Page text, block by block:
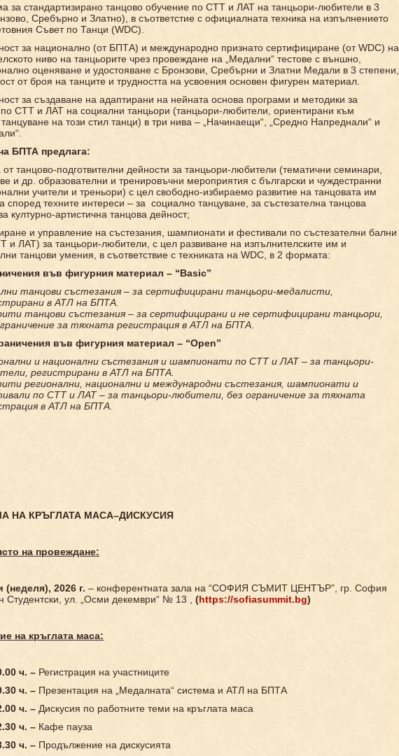
за стандартизирано танцово обучение по СТТ и ЛАТ на танцьори-любители в 3
Сребърно и Златно), в съответстие с официалната техника на изпълнението
Съвет по Танци (WDC).
за национално (от БПТА) и международно признато сертифициране (от WDC) на
ниво на танцьорите чрез провеждане на „Медални“ тестове с външно,
оценяване и удостояване с Бронзови, Сребърни и Златни Медали в 3 степени,
от броя на танците и трудността на усвоения основен фигурен материал.
за създаване на адаптирани на нейната основа програми и методики за
СТТ и ЛАТ на социални танцьори (танцьори-любители, ориентирани към
на този стил танци) в три нива – „Начинаещи“, „Средно Напреднали“ и
БПТА предлага:
танцово-подготвителни дейности за танцьори-любители (тематични семинари,
и др. образователни и тренировъчни мероприятия с български и чуждестранни
учители и треньори) с цел свободно-избираемо развитие на танцовата им
според техните интереси – за социално танцуване, за състезателна танцова
културно-артистична танцова дейност;
и управление на състезания, шампионати и фестивали по състезателни бални
и ЛАТ) за танцьори-любители, с цел развиване на изпълнителските им и
танцови умения, в съответствие с техниката на WDC, в 2 формата:
във фигурния материал – “Basic”
танцови състезания – за сертифицирани танцьори-медалисти
в АТЛ на БПТА.
танцови състезания – за сертифицирани и не сертифицирани танцьори,
за тяхната регистрация в АТЛ на БПТА
във фигурния материал – “Open”
и национални състезания и шампионати по СТТ и ЛАТ – за танцьори-
регистрирани в АТЛ на БПТА.
регионални национални и международни състезания, шампионати и
по СТТ и ЛАТ – за танцьори-любители, без ограничение за тяхната
в АТЛ на БПТА.
НА КРЪГЛАТА МАСА–ДИСКУСИЯ
на провеждане:
(неделя), 2026 г. – конферентната зала на “СОФИЯ СЪМИТ ЦЕНТЪР”, гр. София
Студентски, ул. „Осми декември“ № 13 , (https://sofiasummit.bg)
на кръглата маса:
ч. – Регистрация на участниците
ч. – Презентация на „Медалната“ система и АТЛ на БПТА
ч. – Дискусия по работните теми на кръглата маса
ч. – Кафе пауза
ч. – Продължение на дискусията